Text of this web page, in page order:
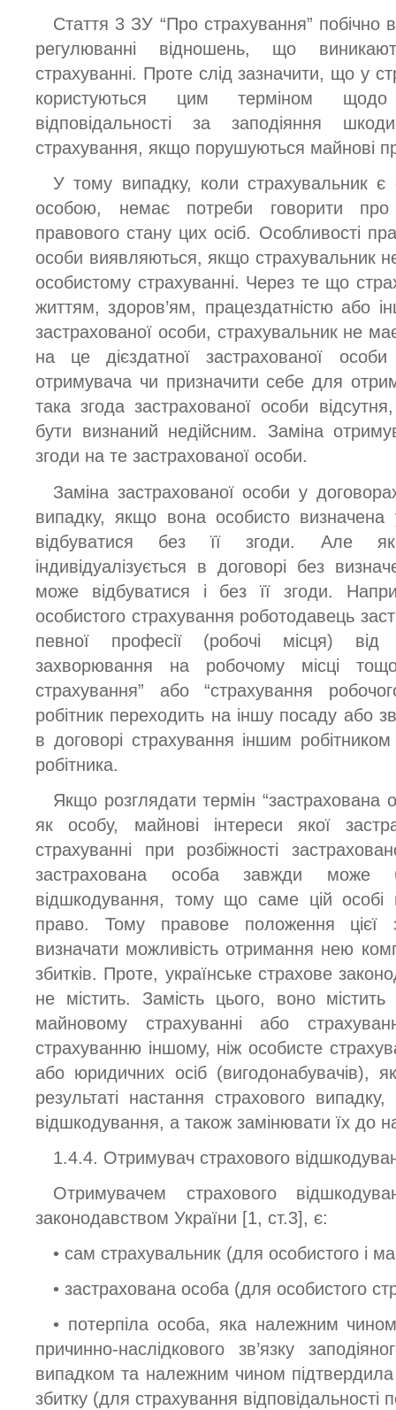
Стаття 3 ЗУ “Про страхування” побічно
регулюванні відношень, що
страхуванні. Проте слід зазначити, що у
користуються цим терміном щодо
відповідальності за заподіяння
страхування, якщо порушуються майнові
У тому випадку, коли страхувальник є
особою, немає потреби говорити про
правового стану цих осіб. Особливості
особи виявляються, якщо страхувальник
особистому страхуванні. Через те що
життям, здоров’ям, працездатністю або
застрахованої особи, страхувальник не
на це дієздатної застрахованої
отримувача чи призначити себе для
така згода застрахованої особи
бути визнаний недійсним. Заміна
згоди на те застрахованої особи.
Заміна застрахованої особи у
випадку, якщо вона особисто
відбуватися без її згоди. Але
індивідуалізується в договорі без
може відбуватися і без її згоди.
особистого страхування роботодавець
певної професії (робочі місця)
захворювання на робочому місці
страхування” або “страхування
робітник переходить на іншу посаду або
в договорі страхування іншим
робітника.
Якщо розглядати термін “застрахована
як особу, майнові інтереси якої
страхуванні при розбіжності
застрахована особа завжди може
відшкодування, тому що саме цій особі
право. Тому правове положення цієї
визначати можливість отримання нею
збитків. Проте, українське страхове
не містить. Замість цього, воно
майновому страхуванні або
страхуванню іншому, ніж особисте
або юридичних осіб (вигодонабувачів),
результаті настання страхового
відшкодування, а також замінювати їх до
1.4.4. Отримувач страхового
Отримувачем страхового
законодавством України [1, ст.3], є:
• сам страхувальник (для особистого і
• застрахована особа (для особистого
• потерпіла особа, яка належним
причинно-наслідкового зв’язку
випадком та належним чином
збитку (для страхування